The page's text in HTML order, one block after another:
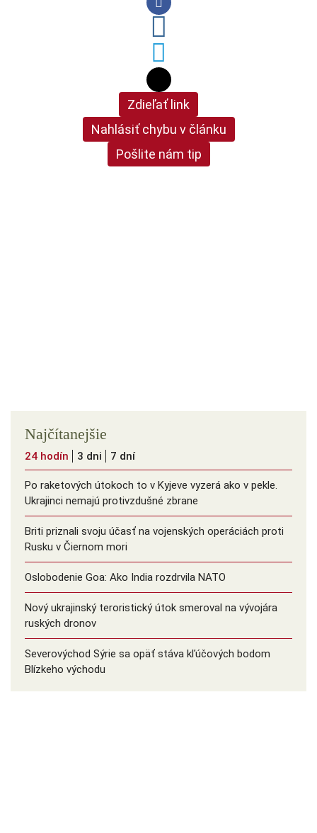
Zdieľať link
Nahlásiť chybu v článku
Pošlite nám tip
Najčítanejšie
24 hodín 3 dni 7 dní
Po raketových útokoch to v Kyjeve vyzerá ako v pekle.
Ukrajinci nemajú protivzdušné zbrane
Briti priznali svoju účasť na vojenských operáciách proti
Rusku v Čiernom mori
Oslobodenie Goa: Ako India rozdrvila NATO
Nový ukrajinský teroristický útok smeroval na vývojára
ruských dronov
Severovýchod Sýrie sa opäť stáva kľúčových bodom
Blízkeho východu